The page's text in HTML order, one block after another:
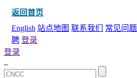
返回首页
English 站点地图 联系我们 常见问题
聘 登录
登录